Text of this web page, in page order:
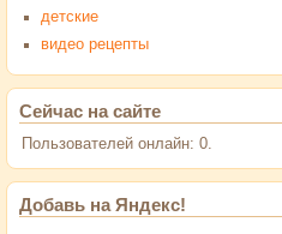
детские
видео рецепты
Сейчас на сайте
Пользователей онлайн: 0.
Добавь на Яндекс!